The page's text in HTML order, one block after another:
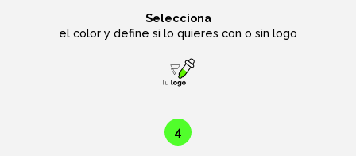
Selecciona
el color y define si lo quieres con o sin logo
4